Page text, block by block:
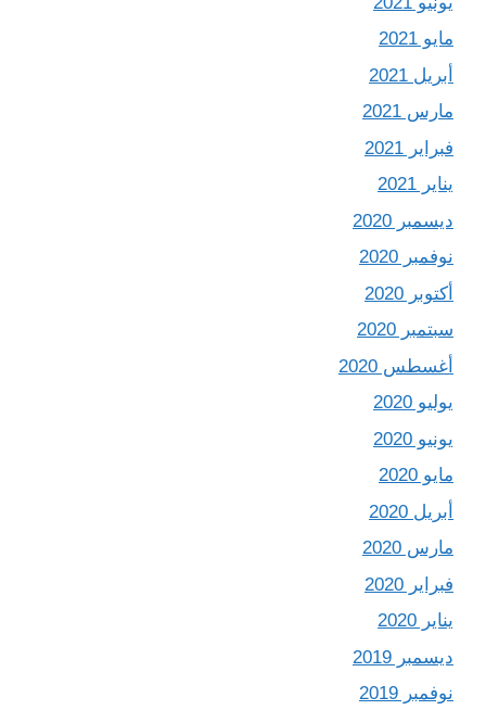
مايو 2021
أبريل 2021
مارس 2021
فبراير 2021
يناير 2021
ديسمبر 2020
نوفمبر 2020
أكتوبر 2020
سبتمبر 2020
أغسطس 2020
يوليو 2020
يونيو 2020
مايو 2020
أبريل 2020
مارس 2020
فبراير 2020
يناير 2020
ديسمبر 2019
نوفمبر 2019